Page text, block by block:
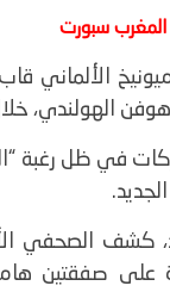
سبورت
الألماني
الهولندي،
في ظل رغبة
الصحفي
على صفقتين